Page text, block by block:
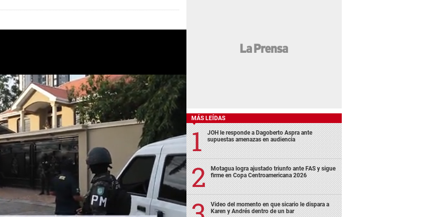
MÁS LEÍDAS
JOH le responde a Dagoberto Aspra ante
supuestas amenazas en audiencia
Motagua logra ajustado triunfo ante FAS y sigue
firme en Copa Centroamericana 2026
Video del momento en que sicario le dispara a
Karen y Andrés dentro de un bar